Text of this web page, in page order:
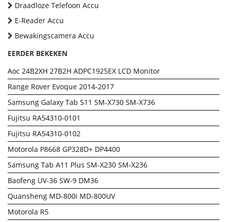
Draadloze Telefoon Accu
E-Reader Accu
Bewakingscamera Accu
EERDER BEKEKEN
Aoc 24B2XH 27B2H ADPC1925EX LCD Monitor
Range Rover Evoque 2014-2017
Samsung Galaxy Tab S11 SM-X730 SM-X736
Fujitsu RA54310-0101
Fujitsu RA54310-0102
Motorola P8668 GP328D+ DP4400
Samsung Tab A11 Plus SM-X230 SM-X236
Baofeng UV-36 SW-9 DM36
Quansheng MD-800i MD-800UV
Motorola R5